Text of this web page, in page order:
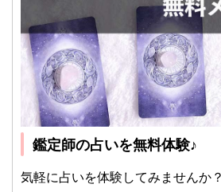
鑑定師の占いを無料体験♪
気軽に占いを体験してみませんか？